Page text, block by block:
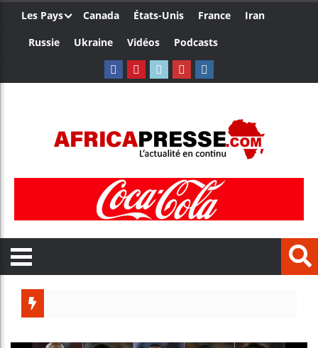
Les Pays Canada États-Unis France
Iran
Russie
Ukraine Vidéos Podcasts